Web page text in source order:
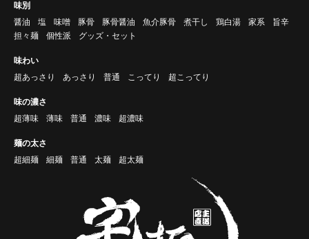
味別
醤油
塩 味噌 豚骨 豚骨醤油 魚介豚骨 煮干し 鶏白湯 家系
旨辛
担々麺
個性派 グッズ・セット
味わい
超あっさり
あっさり 普通 こってり 超こってり
味の濃さ
超薄味
薄味 普通 濃味 超濃味
麺の太さ
超細麺
細麺 普通 太麺 超太麺